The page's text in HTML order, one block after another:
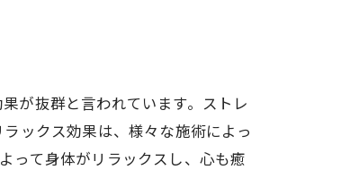
が抜群と言われています。ストレ
ックス効果は、様々な施術によっ
って身体がリラックスし、心も癒